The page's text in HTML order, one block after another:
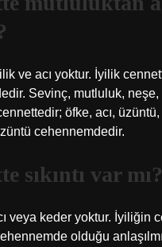
ve acı yoktur. İyilik
Sevinç, mutluluk, neşe,
öfke, acı,
cehennemdedir.
sıkıntı var mı?
veya keder yoktur. İyiliğin
olduğu